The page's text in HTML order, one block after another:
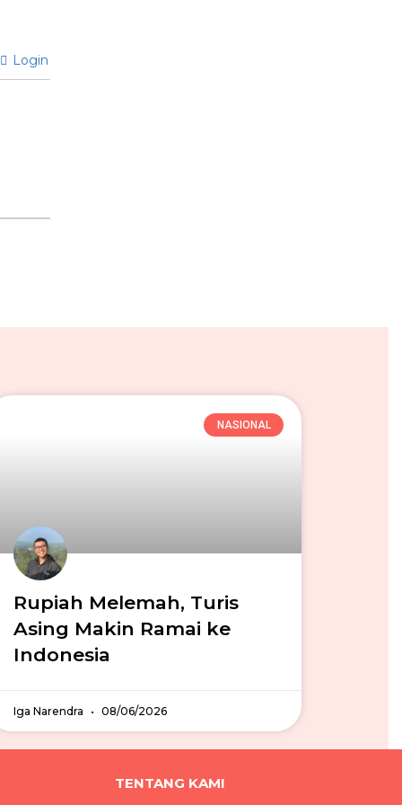
Login
NASIONAL
Rupiah Melemah, Turis
Asing Makin Ramai ke
Indonesia
Iga Narendra 08/06/2026
TENTANG KAMI